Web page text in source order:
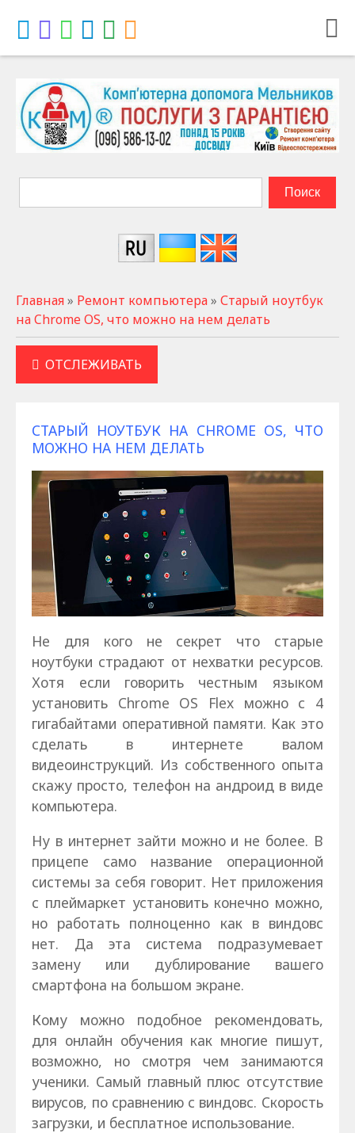
Главная» Ремонт компьютера» Старый ноутбук
на Chrome OS, что можно на нем делать
ОТСЛЕЖИВАТЬ
СТАРЫЙ НОУТБУК НА CHROME OS, ЧТО
МОЖНО НА НЕМ ДЕЛАТЬ
Не для кого не секрет что старые
ноутбуки страдают от нехватки ресурсов.
Хотя если говорить честным языком
установить Chrome OS Flex можно с 4
гигабайтами оперативной памяти. Как это
сделать в интернете валом
видеоинструкций. Из собственного опыта
скажу просто, телефон на андроид в виде
компьютера.
Ну в интернет зайти можно и не более. В
прицепе само название операционной
системы за себя говорит. Нет приложения
с плеймаркет установить конечно можно,
но работать полноценно как в виндовс
нет. Да эта система подразумевает
замену или дублирование вашего
смартфона на большом экране.
Кому можно подобное рекомендовать,
для онлайн обучения как многие пишут,
возможно, но смотря чем занимаются
ученики. Самый главный плюс отсутствие
вирусов, по сравнению с виндовс. Скорость
загрузки, и бесплатное использование.